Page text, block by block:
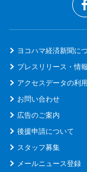
ヨコハマ経済新聞に
プレスリリース・情
アクセスデータの利
お問い合わせ
広告のご案内
後援申請について
スタッフ募集
メールニュース登録